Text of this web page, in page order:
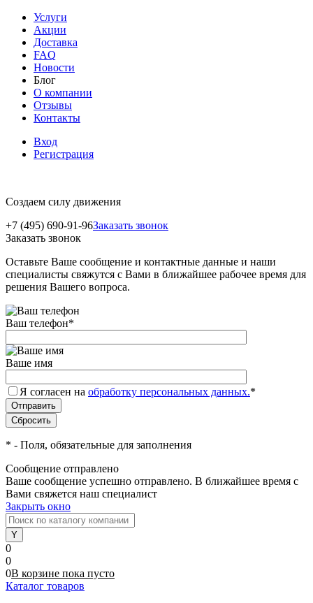
Услуги
Акции
Доставка
FAQ
Новости
Блог
О компании
Отзывы
Контакты
Вход
Регистрация
Создаем силу движения
+7 (495) 690-91-96Заказать звонок
Заказать звонок
Оставьте Ваше сообщение и контактные данные и наши
специалисты свяжутся с Вами в ближайшее рабочее время для
решения Вашего вопроса.
Ваш телефон*
Ваше имя
Я согласен на обработку персональных данных.*
* - Поля, обязательные для заполнения
Сообщение отправлено
Ваше сообщение успешно отправлено. В ближайшее время с
Вами свяжется наш специалист
Закрыть окно
0
0
0В корзине пока пусто
Каталог товаров